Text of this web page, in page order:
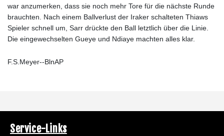
war anzumerken, dass sie noch mehr Tore für die nächste Runde
brauchten. Nach einem Ballverlust der Iraker schalteten Thiaws
Spieler schnell um, Sarr drückte den Ball letztlich über die Linie.
Die eingewechselten Gueye und Ndiaye machten alles klar.
F.S.Meyer--BlnAP
Service-Links